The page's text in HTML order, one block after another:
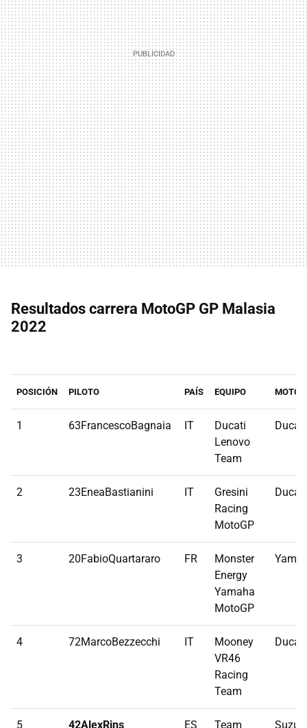
Resultados carrera MotoGP GP Malasia
2022
POSICIÓN PILOTO PAÍS EQUIPO MOTO
1 63FrancescoBagnaia IT
Ducati
Lenovo
Team
Ducati
2 23EneaBastianini IT
Gresini
Racing
MotoGP
Ducati
3 20FabioQuartararo FR
Monster
Energy
Yamaha
MotoGP
4 72MarcoBezzecchi IT
Mooney
VR46
Racing
Team
Ducati
5 42AlexRins ES
Team
Suzuki